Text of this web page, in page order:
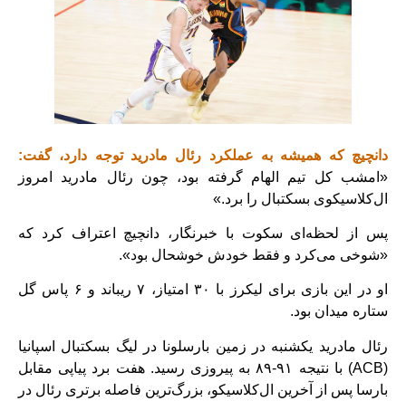
دانچیچ که همیشه به عملکرد رئال مادرید توجه دارد، گفت:
«امشب کل تیم الهام گرفته بود، چون رئال مادرید امروز
ال‌کلاسیکوی بسکتبال را برد.»
پس از لحظه‌ای سکوت با خبرنگار، دانچیچ اعتراف کرد که
«شوخی می‌کرد و فقط خودش خوشحال بود».
او در این بازی برای لیکرز با ۳۰ امتیاز، ۷ ریباند و ۶ پاس گل
ستاره میدان بود.
رئال مادرید یکشنبه در زمین بارسلونا در لیگ بسکتبال اسپانیا
(ACB) با نتیجه ۹۱-۸۹ به پیروزی رسید. هفت برد پیاپی مقابل
بارسا پس از آخرین ال‌کلاسیکو، بزرگ‌ترین فاصله برتری رئال در